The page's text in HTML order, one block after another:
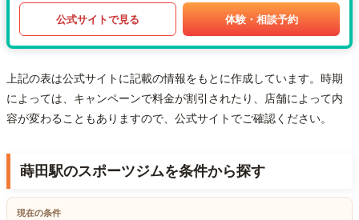
公式サイトで見る 体験・相談予約
上記の表は公式サイトに記載の情報をもとに作成しています。時期
によっては、キャンペーンで料金が割引されたり、店舗によって内
容が変わることもありますので、公式サイトでご確認ください。
蒔田駅のスポーツジムを条件から探す
現在の条件